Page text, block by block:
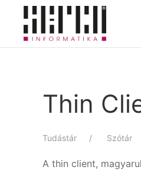
Skip to main content
Thin
Tudástár Szótár
A thin client,